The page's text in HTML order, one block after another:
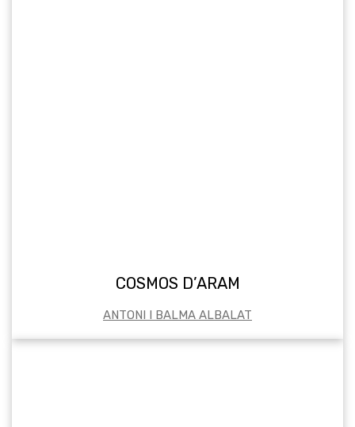
COSMOS D’ARAM
ANTONI I BALMA ALBALAT